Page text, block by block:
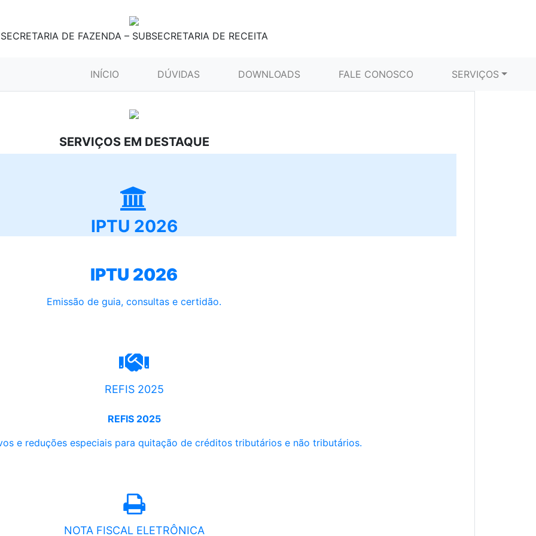
SECRETARIA DE FAZENDA – SUBSECRETARIA DE RECEITA
INÍCIO (CURRENT)DÚVIDAS DOWNLOADS FALE CONOSCO SERVIÇOS
SERVIÇOS EM DESTAQUE
IPTU 2026
IPTU 2026
Emissão de guia, consultas e certidão.
REFIS 2025
REFIS 2025
e reduções especiais para quitação de créditos tributários e não tributários.
NOTA FISCAL ELETRÔNICA